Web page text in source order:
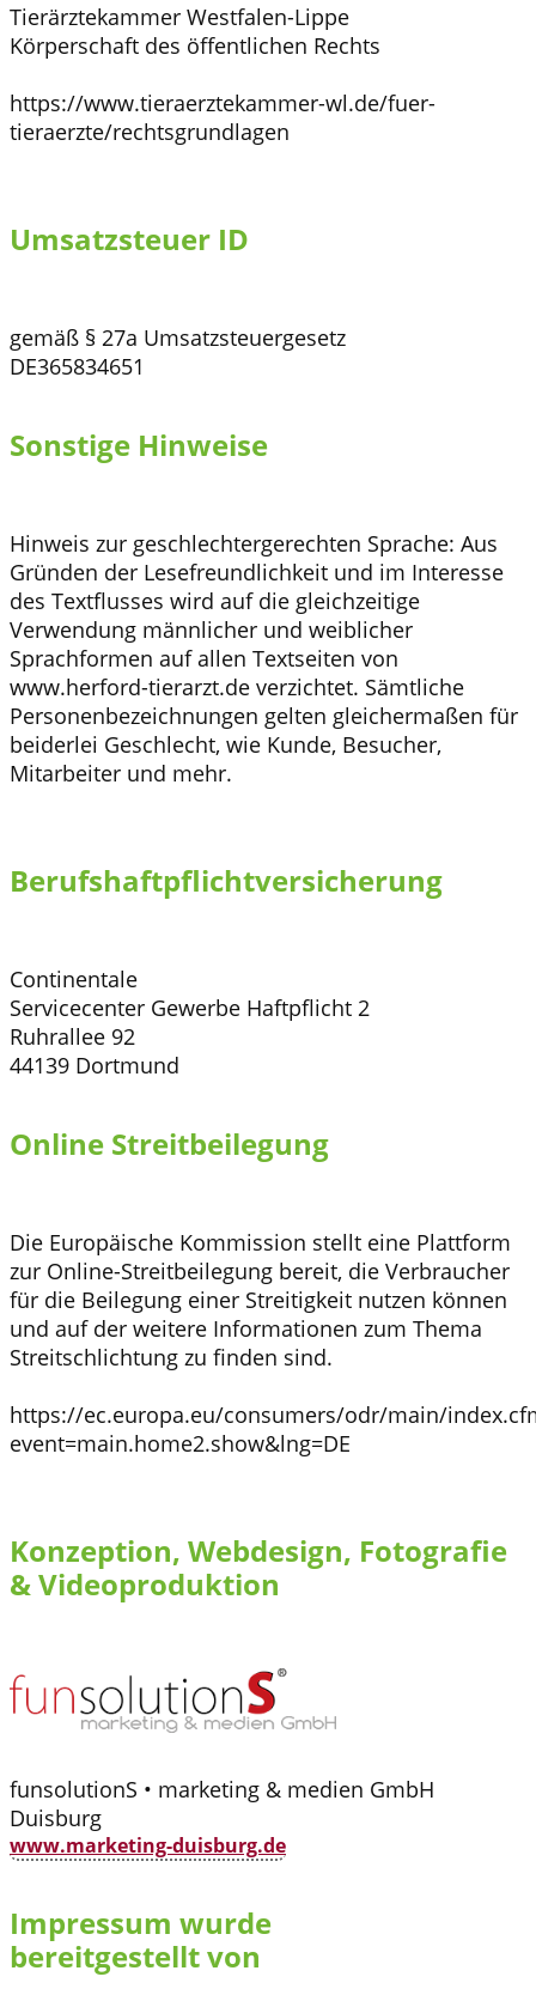
Tierärztekammer Westfalen-Lippe
Körperschaft des öffentlichen Rechts
https://www.tieraerztekammer-wl.de/fuer-
tieraerzte/rechtsgrundlagen
Umsatzsteuer ID
gemäß § 27a Umsatzsteuergesetz
DE365834651
Sonstige Hinweise
Hinweis zur geschlechtergerechten Sprache: Aus
Gründen der Lesefreundlichkeit und im Interesse
des Textflusses wird auf die gleichzeitige
Verwendung männlicher und weiblicher
Sprachformen auf allen Textseiten von
www.herford-tierarzt.de verzichtet. Sämtliche
Personenbezeichnungen gelten gleichermaßen für
beiderlei Geschlecht, wie Kunde, Besucher,
Mitarbeiter und mehr.
Berufshaftpflichtversicherung
Continentale
Servicecenter Gewerbe Haftpflicht 2
Ruhrallee 92
44139 Dortmund
Online Streitbeilegung
Die Europäische Kommission stellt eine Plattform
zur Online-Streitbeilegung bereit, die Verbraucher
für die Beilegung einer Streitigkeit nutzen können
und auf der weitere Informationen zum Thema
Streitschlichtung zu finden sind.
https://ec.europa.eu/consumers/odr/main/
event=main.home2.show&lng=DE
Konzeption, Webdesign, Fotografie
& Videoproduktion
funsolutionS • marketing & medien GmbH
Duisburg
www.marketing-duisburg.de
Impressum wurde
bereitgestellt von